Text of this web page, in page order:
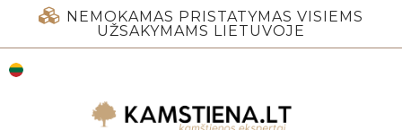
NEMOKAMAS PRISTATYMAS VISIEMS
UŽSAKYMAMS LIETUVOJE